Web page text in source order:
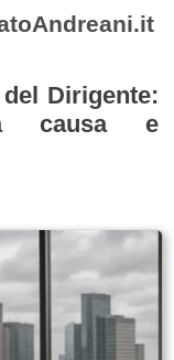
Dirigente:
causa e